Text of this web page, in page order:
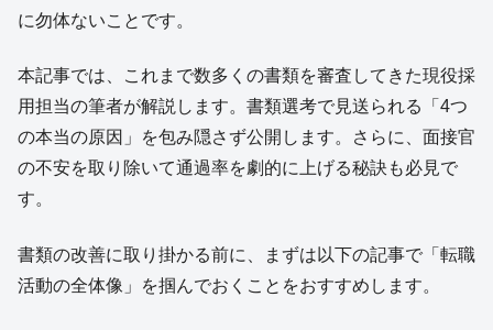
に勿体ないことです。
本記事では、これまで数多くの書類を審査してきた現役採
用担当の筆者が解説します。書類選考で見送られる「4つ
の本当の原因」を包み隠さず公開します。さらに、面接官
の不安を取り除いて通過率を劇的に上げる秘訣も必見で
す。
書類の改善に取り掛かる前に、まずは以下の記事で「転職
活動の全体像」を掴んでおくことをおすすめします。